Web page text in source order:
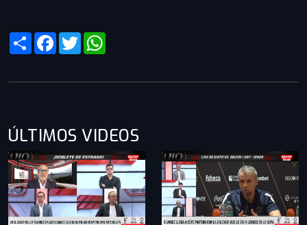
ShareFacebook
Twitter
ÚLTIMOS VIDEOS